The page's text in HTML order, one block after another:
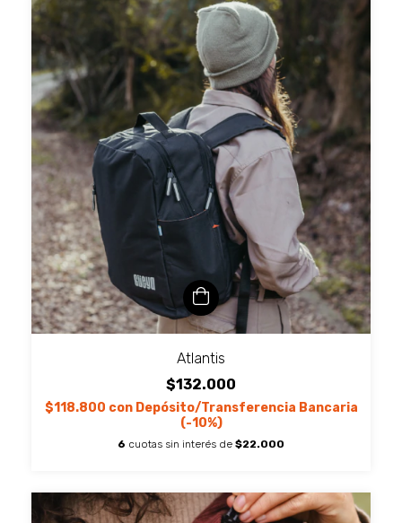
Atlantis
$132.000
$118.800 con Depósito/Transferencia Bancaria
(-10%)
6 cuotas sin interés de $22.000